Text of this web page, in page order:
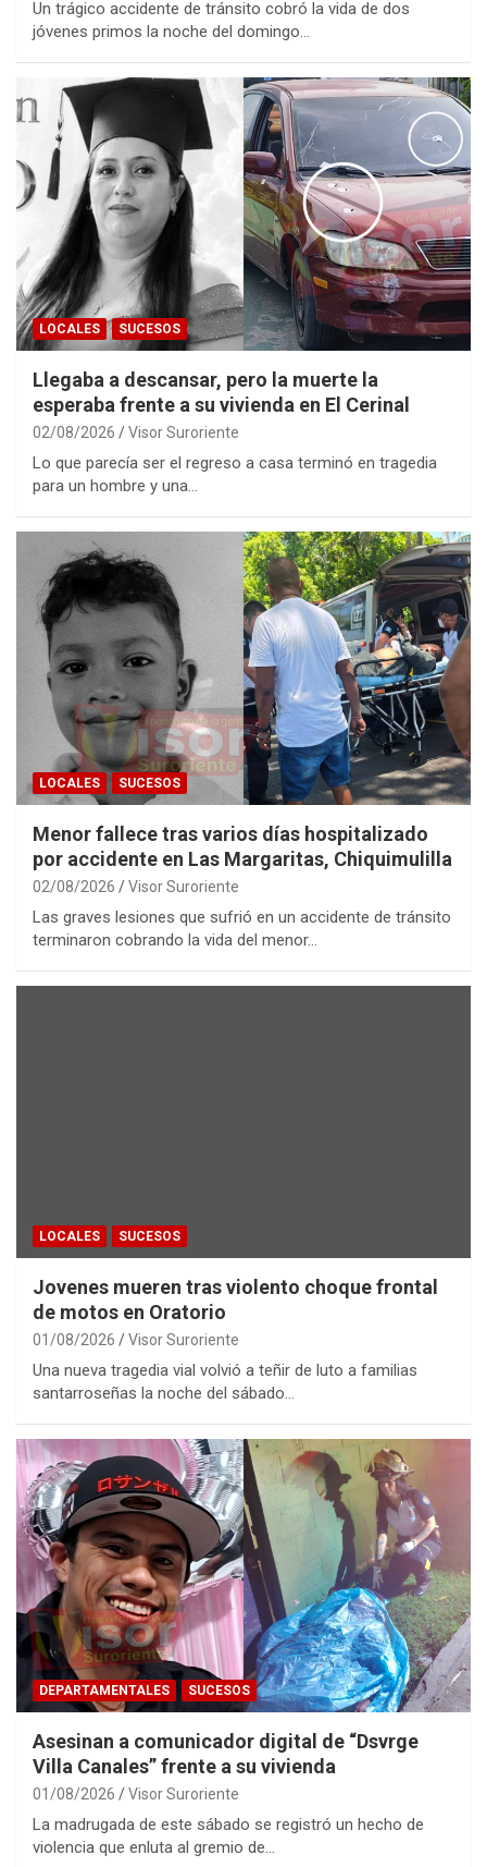
Un trágico accidente de tránsito cobró la vida de dos
jóvenes primos la noche del domingo…
LOCALES SUCESOS
Llegaba a descansar, pero la muerte la
esperaba frente a su vivienda en El Cerinal
02/08/2026 Visor Suroriente
Lo que parecía ser el regreso a casa terminó en tragedia
para un hombre y una…
LOCALES SUCESOS
Menor fallece tras varios días hospitalizado
por accidente en Las Margaritas, Chiquimulilla
02/08/2026 Visor Suroriente
Las graves lesiones que sufrió en un accidente de tránsito
terminaron cobrando la vida del menor…
LOCALES SUCESOS
Jovenes mueren tras violento choque frontal
de motos en Oratorio
01/08/2026 Visor Suroriente
Una nueva tragedia vial volvió a teñir de luto a familias
santarroseñas la noche del sábado…
DEPARTAMENTALES SUCESOS
Asesinan a comunicador digital de “Dsvrge
Villa Canales” frente a su vivienda
01/08/2026 Visor Suroriente
La madrugada de este sábado se registró un hecho de
violencia que enluta al gremio de…